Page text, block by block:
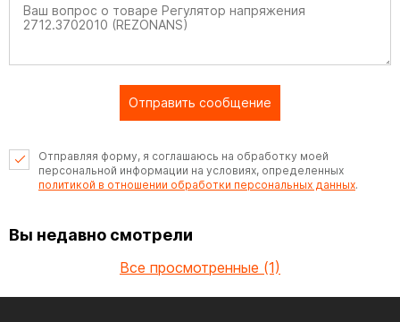
Отправить сообщение
Отправляя форму, я соглашаюсь на обработку моей
персональной информации на условиях, определенных
политикой в отношении обработки персональных данных.
Вы недавно смотрели
Все просмотренные (1)